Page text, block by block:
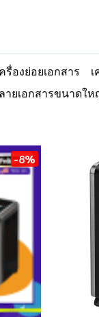
รื่องย่อยเอกสาร
ายเอกสารขนาดใ
-8%